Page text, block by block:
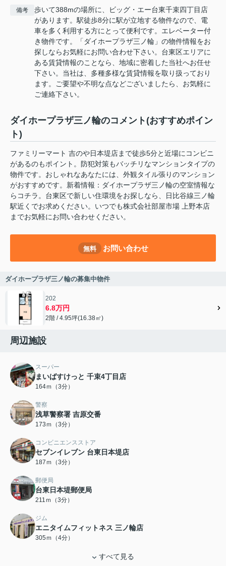
備考
歩いて388mの場所に、ビッグ・エー台東千束四丁目店
があります。駅徒歩8分に駅が立地する物件なので、電
車を多く利用する方にとって便利です。エレベーター付
き物件です。「ダイホープラザ三ノ輪」の物件情報をお
探しならお気軽にお問い合わせ下さい。台東区エリアに
ある賃貸情報のことなら、地域に密着した当社へお任せ
下さい。当社は、多種多様な賃貸情報を取り扱っており
ます。ご要望や不明な点などございましたら、お気軽に
ご連絡下さい。
ダイホープラザ三ノ輪のコメント(おすすめポイン
ト)
ファミリーマート 吉のや日本堤店まで徒歩5分と近場にコンビニ
があるのもポイント。防犯対策もバッチリなマンションタイプの
物件です。おしゃれなあなたには、外観タイル張りのマンション
がおすすめです。新着情報：ダイホープラザ三ノ輪の空室情報な
らコチラ。台東区で新しい住環境をお探しなら、日比谷線三ノ輪
駅近くでお求めください。いつでも株式会社部屋市場 上野本店
までお気軽にお問い合わせください。
無料 お問い合わせ
ダイホープラザ三ノ輪の募集中物件
202
6.8万円
2階 / 4.95坪(16.38㎡)
周辺施設
スーパー
まいばすけっと 千束4丁目店
164ｍ（3分）
警察
浅草警察署 吉原交番
173ｍ（3分）
コンビニエンスストア
セブンイレブン 台東日本堤店
187ｍ（3分）
郵便局
台東日本堤郵便局
211ｍ（3分）
ジム
エニタイムフィットネス 三ノ輪店
305ｍ（4分）
すべて見る